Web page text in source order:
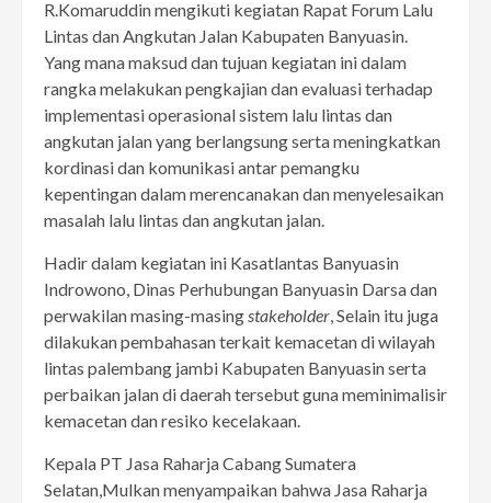
R.Komaruddin mengikuti kegiatan Rapat Forum Lalu
Lintas dan Angkutan Jalan Kabupaten Banyuasin.
Yang mana maksud dan tujuan kegiatan ini dalam
rangka melakukan pengkajian dan evaluasi terhadap
implementasi operasional sistem lalu lintas dan
angkutan jalan yang berlangsung serta meningkatkan
kordinasi dan komunikasi antar pemangku
kepentingan dalam merencanakan dan menyelesaikan
masalah lalu lintas dan angkutan jalan.
Hadir dalam kegiatan ini Kasatlantas Banyuasin
Indrowono, Dinas Perhubungan Banyuasin Darsa dan
perwakilan masing-masingstakeholder, Selain itu juga
dilakukan pembahasan terkait kemacetan di wilayah
lintas palembang jambi Kabupaten Banyuasin serta
perbaikan jalan di daerah tersebut guna meminimalisir
kemacetan dan resiko kecelakaan.
Kepala PT Jasa Raharja Cabang Sumatera
Selatan,Mulkan menyampaikan bahwa Jasa Raharja